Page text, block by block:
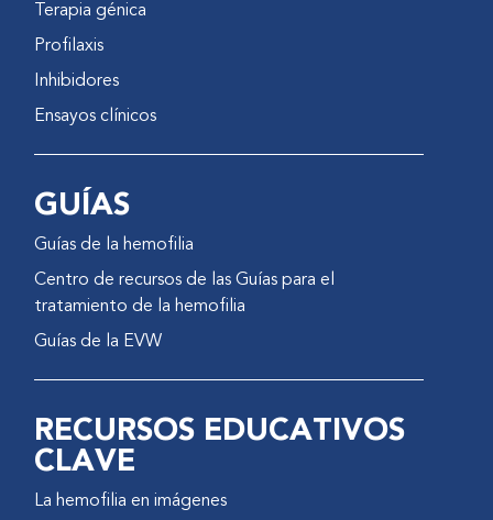
Terapia génica
Profilaxis
Inhibidores
Ensayos clínicos
GUÍAS
Guías de la hemofilia
Centro de recursos de las Guías para el
tratamiento de la hemofilia
Guías de la EVW
RECURSOS EDUCATIVOS
CLAVE
La hemofilia en imágenes